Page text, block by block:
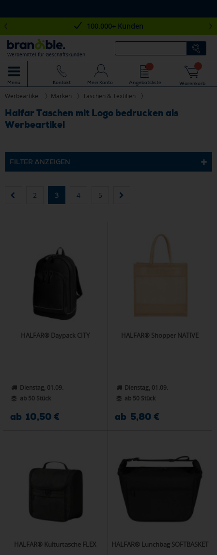
100.000+ Kunden
Werbemittel für Geschäftskunden
Menü Kontakt Mein Konto Angebotsliste Warenkorb
Werbeartikel Marken Taschen & Textilien
Halfar Taschen mit Logo bedrucken als
Werbeartikel
FILTER ANZEIGEN
2 3 4 5
HALFAR® Daypack CITY
Dienstag, 01.09.
ab 50 Stück
ab 10,50 €
HALFAR® Shopper NATIVE
Dienstag, 01.09.
ab 50 Stück
ab 5,80 €
HALFAR® Kulturtasche FLEX HALFAR® Lunchbag SOFTBASKET